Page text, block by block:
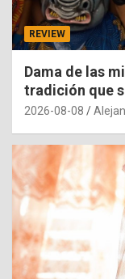
REVIEW
Dama de las
tradición que
2026-08-08